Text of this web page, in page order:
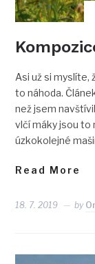
Asi už si myslíte,
to náhoda.
než jsem
vlčí máky jsou to
úzkokolejné
Read More
18. 7. 2019 by